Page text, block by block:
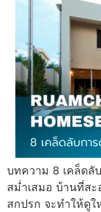
บทความ 8 เคล็ดลั
สม่ำเสมอ บ้านที่ส
สกปรก จะทำให้ดู